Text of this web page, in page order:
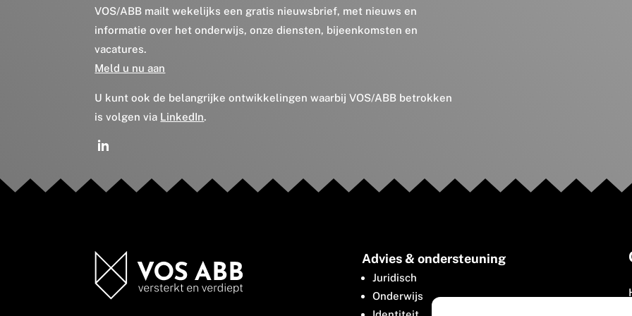
VOS/ABB mailt wekelijks een gratis nieuwsbrief, met nieuws en
informatie over het onderwijs, onze diensten, bijeenkomsten en
vacatures.
Meld u nu aan
U kunt ook de belangrijke ontwikkelingen waarbij VOS/ABB betrokken
is volgen via LinkedIn.
Advies & ondersteuning
Juridisch
Onderwijs